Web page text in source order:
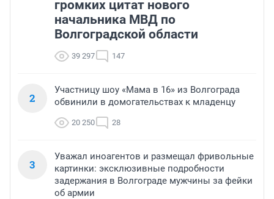
громких цитат нового
начальника МВД по
Волгоградской области
39 297 147
2
Участницу шоу «Мама в 16» из Волгограда
обвинили в домогательствах к младенцу
20 250 28
3
Уважал иноагентов и размещал фривольные
картинки: эксклюзивные подробности
задержания в Волгограде мужчины за фейки
об армии